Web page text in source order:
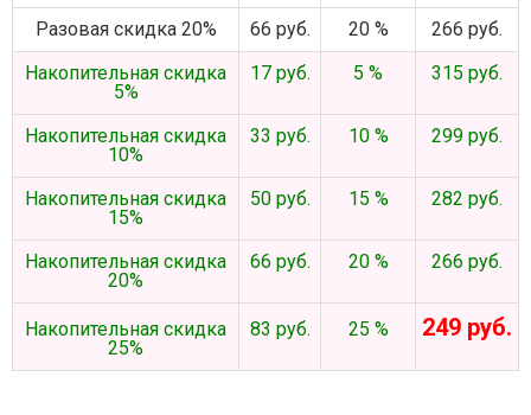
Разовая скидка 20%
66 руб. 20 %
266 руб.
Накопительная скидка
5%
17 руб. 5 % 315 руб.
Накопительная скидка
10%
33 руб. 10 % 299 руб.
Накопительная скидка
15%
50 руб. 15 % 282 руб.
Накопительная скидка
20%
66 руб. 20 % 266 руб.
Накопительная скидка
25%
83 руб. 25 % 249 руб.